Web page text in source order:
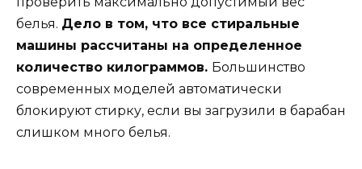
белья. Дело в том, что все стиральные
машины рассчитаны на определенное
количество килограммов. Большинство
современных моделей автоматически
блокируют стирку, если вы загрузили в барабан
слишком много белья.